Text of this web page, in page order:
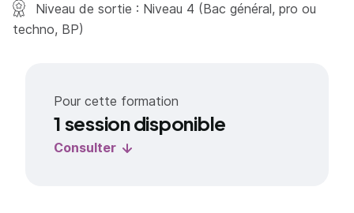
Niveau de sortie : Niveau 4 (Bac général, pro ou
techno, BP)
Pour cette formation
1 session disponible
Consulter